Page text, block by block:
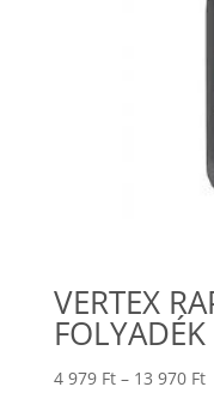
VERTEX
FOLYADÉK
4 979 Ft – 13 970 Ft